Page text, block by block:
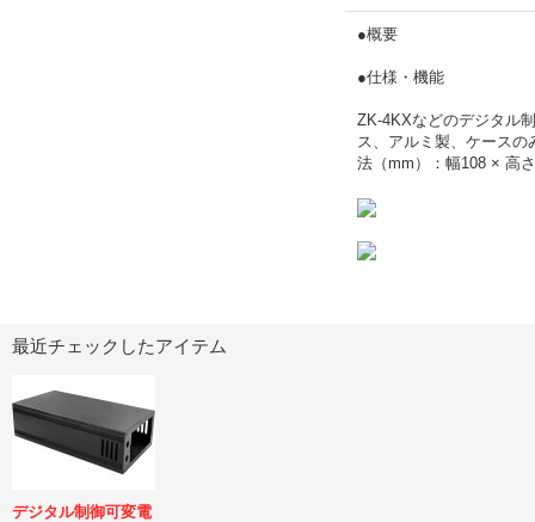
●概要
●仕様・機能
ZK-4KXなどのデジタル
ス、アルミ製、ケース
法（mm）：幅108 × 高
最近チェックしたアイテム
デジタル制御可変電